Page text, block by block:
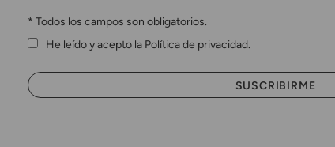
* Todos los campos son obligatorios.
He leído y acepto la Política de privacidad.